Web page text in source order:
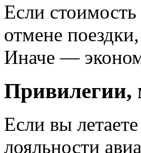
Если
отмене
Иначе —
Привилегии,
Если вы
лояльности